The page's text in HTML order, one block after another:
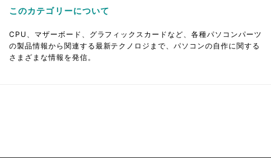
このカテゴリーについて
CPU、マザーボード、グラフィックスカードなど、各種パソコンパーツ
の製品情報から関連する最新テクノロジまで、パソコンの自作に関する
さまざまな情報を発信。